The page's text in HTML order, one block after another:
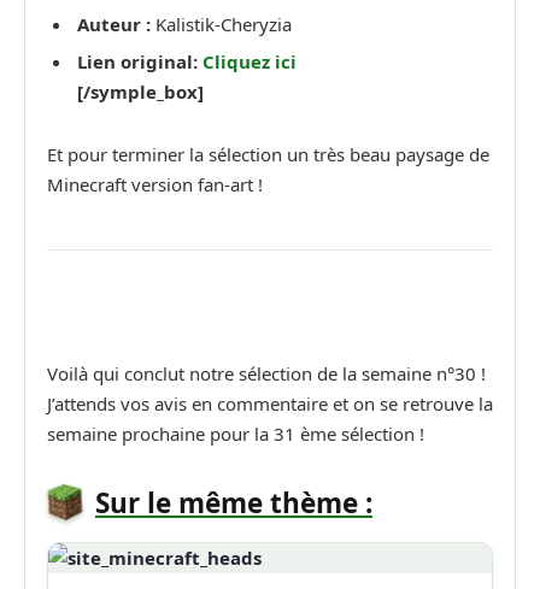
Auteur : Kalistik-Cheryzia
Lien original: Cliquez ici
[/symple_box]
Et pour terminer la sélection un très beau paysage de
Minecraft version fan-art !
Voilà qui conclut notre sélection de la semaine n°30 !
J’attends vos avis en commentaire et on se retrouve la
semaine prochaine pour la 31 ème sélection !
Sur le même thème :